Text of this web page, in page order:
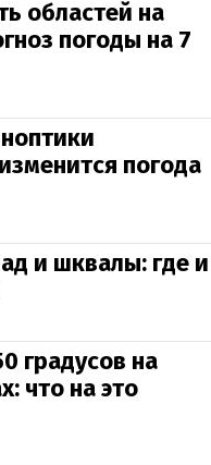
областей на
погоды на 7
погода
и шквалы: где и
градусов на
что на это